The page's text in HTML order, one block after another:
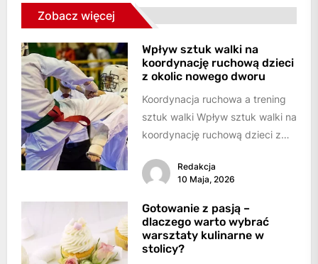
Zobacz więcej
Wpływ sztuk walki na
koordynację ruchową dzieci
z okolic nowego dworu
Koordynacja ruchowa a trening
sztuk walki Wpływ sztuk walki na
koordynację ruchową dzieci z
wyraźny i...Redakcja
10 Maja, 2026
Gotowanie z pasją –
dlaczego warto wybrać
warsztaty kulinarne w
stolicy?